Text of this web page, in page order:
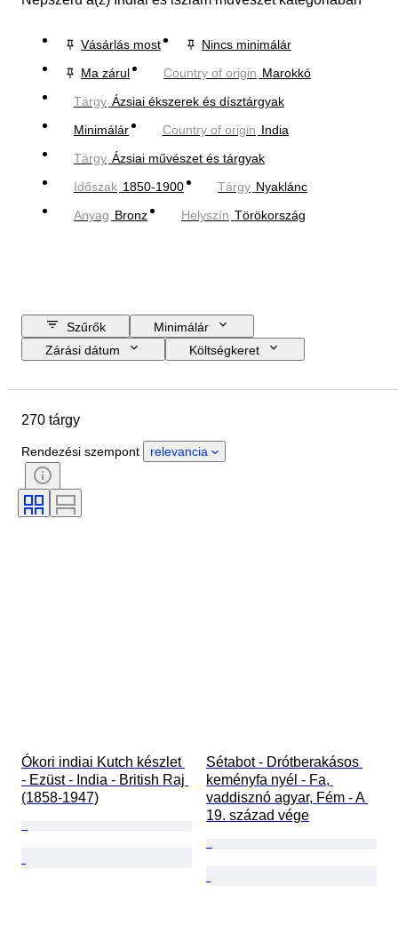
Vásárlás most
Nincs minimálár
Ma zárul
Country of origin Marokkó
Tárgy Ázsiai ékszerek és dísztárgyak
Minimálár
Country of origin India
Tárgy Ázsiai művészet és tárgyak
Időszak 1850-1900 Tárgy Nyaklánc
Anyag Bronz Helyszín Törökország
Szűrők
Minimálár
Zárási dátum
Költségkeret
Anyag
Kő
Téma
Stílus
Aláírás
Original/ Replica
270 tárgy
Rendezési szempont relevancia
Ókori indiai Kutch készlet
- Ezüst - India - British Raj
(1858-1947)
Sétabot - Drótberakásos
keményfa nyél - Fa,
vaddisznó agyar, Fém - A
19. század vége